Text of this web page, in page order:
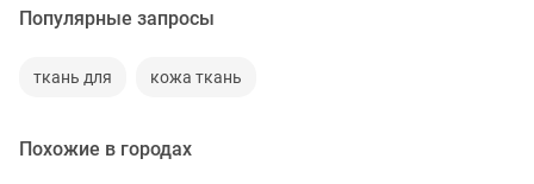
Популярные запросы
ткань для кожа ткань
Похожие в городах